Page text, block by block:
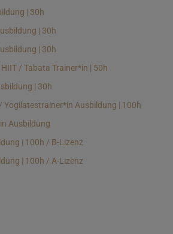
| 30h
| 30h
| 30h
/ Tabata Trainer*in | 50h
| 30h
Yogilatestrainer*in Ausbildung | 100h
Ausbildung
| 100h / B-Lizenz
| 100h / A-Lizenz